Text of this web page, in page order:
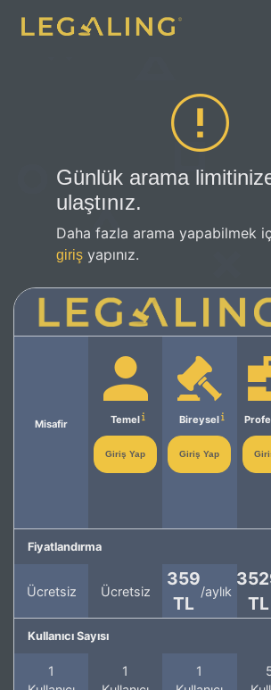
Günlük arama
ulaştınız.
Daha fazla arama yapabilmek
giriş yapınız.
Misafir Temel
Giriş Yap
Bireysel
Giriş Yap
Fiyatlandırma
Ücretsiz Ücretsiz
359
TL
/aylık
TL
Kullanıcı Sayısı
1
1
1